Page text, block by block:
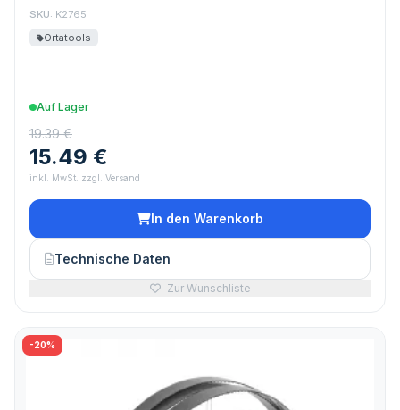
SKU: K2765
Ortatools
Auf Lager
19.39 €
15.49 €
inkl. MwSt. zzgl. Versand
In den Warenkorb
Technische Daten
Zur Wunschliste
-20%